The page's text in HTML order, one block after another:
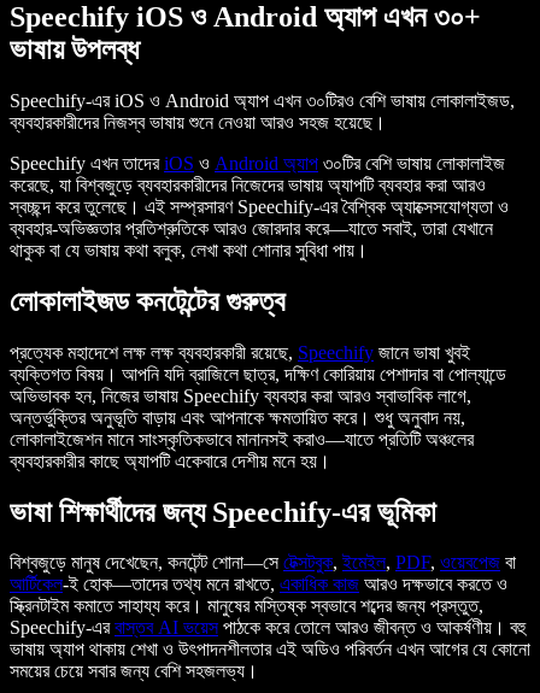
Speechify iOS ও Android অ্যাপ এখন ৩০+
ভাষায় উপলব্ধ
Speechify-এর iOS ও Android অ্যাপ এখন ৩০টিরও বেশি ভাষায় লোকালাইজড,
ব্যবহারকারীদের নিজস্ব ভাষায় শুনে নেওয়া আরও সহজ হয়েছে।
Speechify এখন তাদেরiOS ও Android অ্যাপ ৩০টির বেশি ভাষায় লোকালাইজ
করেছে, যা বিশ্বজুড়ে ব্যবহারকারীদের নিজেদের ভাষায় অ্যাপটি ব্যবহার করা আরও
স্বচ্ছন্দ করে তুলেছে। এই সম্প্রসারণ Speechify-এর বৈশ্বিক অ্যাক্সেসযোগ্যতা ও
ব্যবহার-অভিজ্ঞতার প্রতিশ্রুতিকে আরও জোরদার করে—যাতে সবাই, তারা যেখানে
থাকুক বা যে ভাষায় কথা বলুক, লেখা কথা শোনার সুবিধা পায়।
লোকালাইজড কনটেন্টের গুরুত্ব
প্রত্যেক মহাদেশে লক্ষ লক্ষ ব্যবহারকারী রয়েছে, Speechify জানে ভাষা খুবই
ব্যক্তিগত বিষয়। আপনি যদি ব্রাজিলে ছাত্র, দক্ষিণ কোরিয়ায় পেশাদার বা পোল্যান্ডে
অভিভাবক হন, নিজের ভাষায় Speechify ব্যবহার করা আরও স্বাভাবিক লাগে,
অন্তর্ভুক্তির অনুভূতি বাড়ায় এবং আপনাকে ক্ষমতায়িত করে। শুধু অনুবাদ নয়,
লোকালাইজেশন মানে সাংস্কৃতিকভাবে মানানসই করাও—যাতে প্রতিটি অঞ্চলের
ব্যবহারকারীর কাছে অ্যাপটি একেবারে দেশীয় মনে হয়।
ভাষা শিক্ষার্থীদের জন্য Speechify-এর ভূমিকা
বিশ্বজুড়ে মানুষ দেখেছেন, কনটেন্ট শোনা—সেটেক্সটবুক,ইমেইল, PDF, ওয়েবপেজ বা
আর্টিকেল-ই হোক—তাদের তথ্য মনে রাখতে, একাধিক কাজ আরও দক্ষভাবে করতে ও
স্ক্রিনটাইম কমাতে সাহায্য করে। মানুষের মস্তিষ্ক স্বভাবে শব্দের জন্য প্রস্তুত,
Speechify-এরবাস্তব AI ভয়েসপাঠকে করে তোলে আরও জীবন্ত ও আকর্ষণীয়। বহু
ভাষায় অ্যাপ থাকায় শেখা ও উৎপাদনশীলতার এই অডিও পরিবর্তন এখন আগের যে কোনো
সময়ের চেয়ে সবার জন্য বেশি সহজলভ্য।